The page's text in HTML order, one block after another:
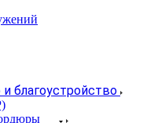
благоустройство